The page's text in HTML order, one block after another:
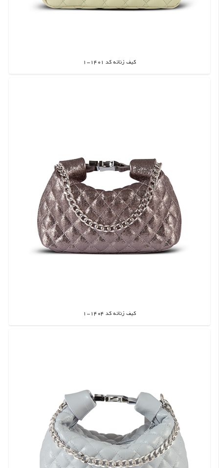
کیف زنانه کد 1401-1
اطلاعات بیشتر
کیف زنانه کد 1404-1
اطلاعات بیشتر